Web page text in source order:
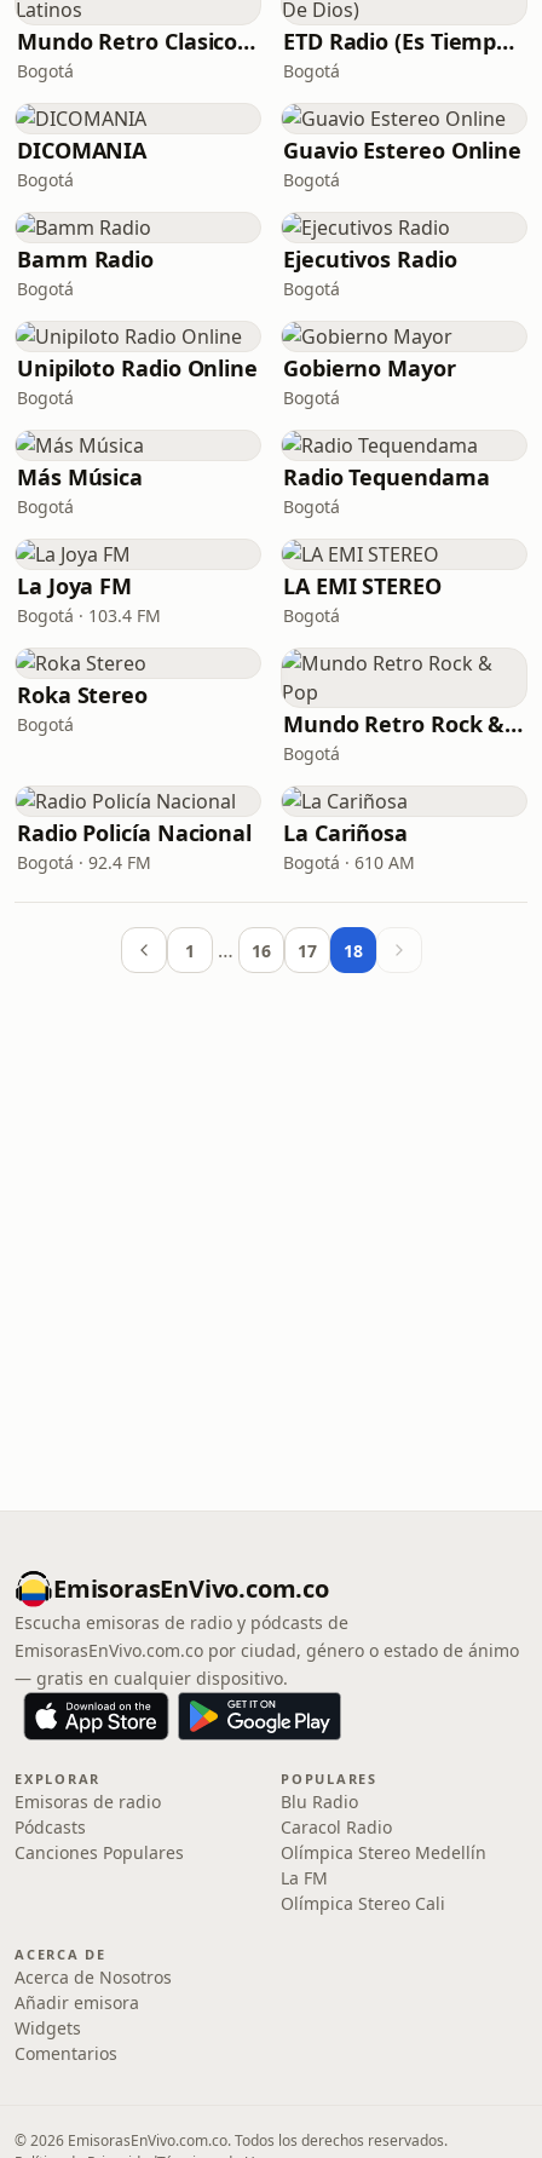
Mundo Retro Clasicos Latinos
Bogotá
ETD Radio (Es Tiempo De Dios)
Bogotá
DICOMANIA
Bogotá
Guavio Estereo Online
Bogotá
Bamm Radio
Bogotá
Ejecutivos Radio
Bogotá
Unipiloto Radio Online
Bogotá
Gobierno Mayor
Bogotá
Más Música
Bogotá
Radio Tequendama
Bogotá
La Joya FM
Bogotá · 103.4 FM
LA EMI STEREO
Bogotá
Roka Stereo
Bogotá Mundo Retro Rock & Pop
Bogotá
Radio Policía Nacional
Bogotá · 92.4 FM
La Cariñosa
Bogotá · 610 AM
1 … 16 17 18
EmisorasEnVivo.com.co
Escucha emisoras de radio y pódcasts de
EmisorasEnVivo.com.co por ciudad, género o estado de ánimo
— gratis en cualquier dispositivo.
EXPLORAR
Emisoras de radio
Pódcasts
Canciones Populares
POPULARES
Blu Radio
Caracol Radio
Olímpica Stereo Medellín
La FM
Olímpica Stereo Cali
ACERCA DE
Acerca de Nosotros
Añadir emisora
Widgets
Comentarios
© 2026 EmisorasEnVivo.com.co. Todos los derechos reservados.